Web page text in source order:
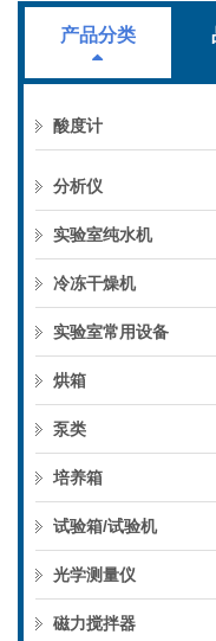
产品分类
酸度计
分析仪
实验室纯水机
冷冻干燥机
实验室常用设备
烘箱
泵类
培养箱
试验箱/试验机
光学测量仪
磁力搅拌器